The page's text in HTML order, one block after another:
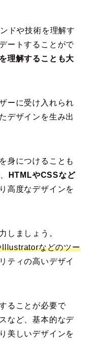
ドや技術を理解す
ートすることがで
理解することも大
ーに受け入れられ
デザインを生み出
身につけることも
HTMLやCSSなど
高度なデザインを
しましょう。
などのツー
ティの高いデザイ
ることが必要で
など、基本的なデ
美しいデザインを